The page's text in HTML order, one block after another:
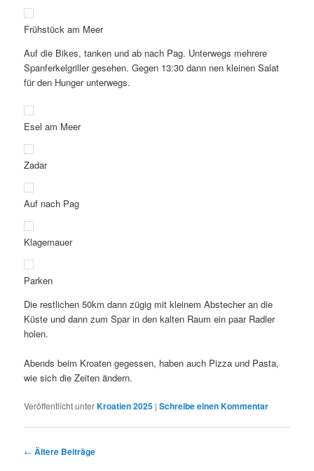
Frühstück am Meer
Auf die Bikes, tanken und ab nach Pag. Unterwegs mehrere
Spanferkelgriller gesehen. Gegen 13:30 dann nen kleinen Salat
für den Hunger unterwegs.
Esel am Meer
Zadar
Auf nach Pag
Klagemauer
Parken
Die restlichen 50km dann zügig mit kleinem Abstecher an die
Küste und dann zum Spar in den kalten Raum ein paar Radler
holen.
Abends beim Kroaten gegessen, haben auch Pizza und Pasta,
wie sich die Zeiten ändern.
Veröffentlicht unterKroatien 2025 |Schreibe einen Kommentar
Beitragsnavigation
← Ältere Beiträge